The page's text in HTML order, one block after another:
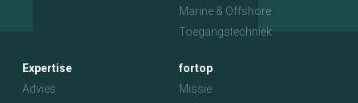
Marine & Offshore
Toegangstechniek
Expertise
Advies
fortop
Missie